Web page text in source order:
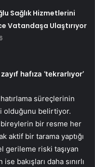
Sağlık Hizmetlerini
Vatandaşa Ulaştırıyor
hafıza ‘tekrarlıyor’
hatırlama süreçlerinin
olduğunu belirtiyor.
bireylerin bir resme her
aktif bir tarama yaptığı
gerileme riski taşıyan
bakışları daha sınırlı